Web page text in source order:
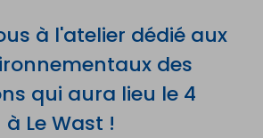
à l'atelier dédié aux
des
qui aura lieu le 4
Le Wast !